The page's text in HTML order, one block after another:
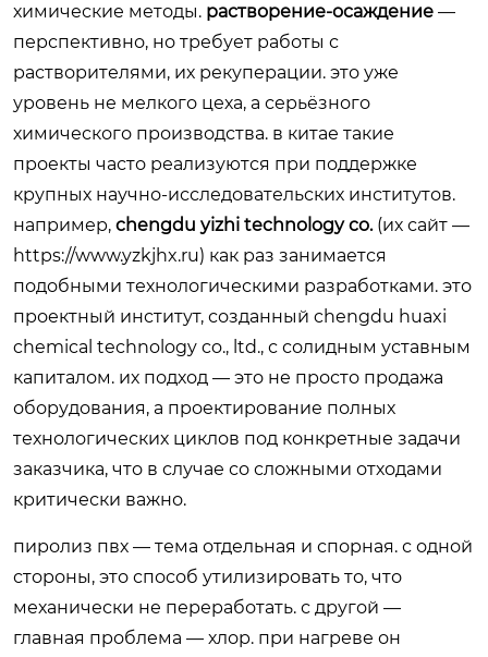
химические методы. растворение-осаждение —
перспективно, но требует работы с
растворителями, их рекуперации. это уже
уровень не мелкого цеха, а серьёзного
химического производства. в китае такие
проекты часто реализуются при поддержке
крупных научно-исследовательских институтов.
например, chengdu yizhi technology co.(их сайт —
https://www.yzkjhx.ru) как раз занимается
подобными технологическими разработками. это
проектный институт, созданный chengdu huaxi
chemical technology co., ltd., с солидным уставным
капиталом. их подход — это не просто продажа
оборудования, а проектирование полных
технологических циклов под конкретные задачи
заказчика, что в случае со сложными отходами
критически важно.
пиролиз пвх — тема отдельная и спорная. с одной
стороны, это способ утилизировать то, что
механически не переработать. с другой —
главная проблема — хлор. при нагреве он